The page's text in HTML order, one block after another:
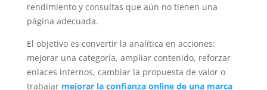
rendimiento y consultas que aún no tienen una
página adecuada.
El objetivo es convertir la analítica en acciones:
mejorar una categoría, ampliar contenido, reforzar
enlaces internos, cambiar la propuesta de valor o
trabajar mejorar la confianza online de una marca